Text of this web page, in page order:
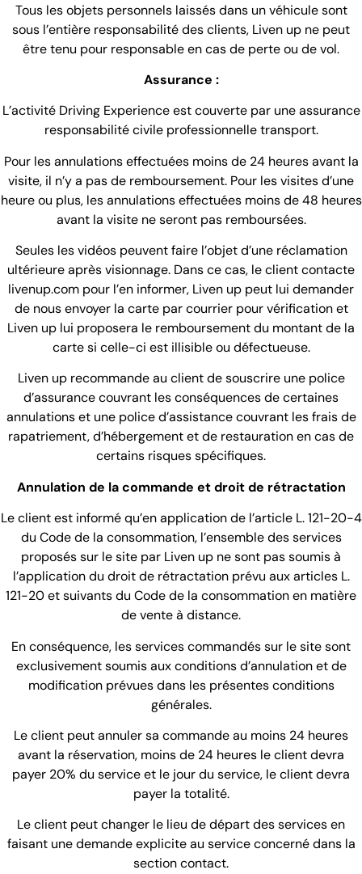
Tous les objets personnels laissés dans un véhicule sont
sous l’entière responsabilité des clients, Liven up ne peut
être tenu pour responsable en cas de perte ou de vol.
Assurance :
L’activité Driving Experience est couverte par une assurance
responsabilité civile professionnelle transport.
Pour les annulations effectuées moins de 24 heures avant la
visite, il n’y a pas de remboursement. Pour les visites d’une
heure ou plus, les annulations effectuées moins de 48 heures
avant la visite ne seront pas remboursées.
Seules les vidéos peuvent faire l’objet d’une réclamation
ultérieure après visionnage. Dans ce cas, le client contacte
livenup.com pour l’en informer, Liven up peut lui demander
de nous envoyer la carte par courrier pour vérification et
Liven up lui proposera le remboursement du montant de la
carte si celle-ci est illisible ou défectueuse.
Liven up recommande au client de souscrire une police
d’assurance couvrant les conséquences de certaines
annulations et une police d’assistance couvrant les frais de
rapatriement, d’hébergement et de restauration en cas de
certains risques spécifiques.
Annulation de la commande et droit de rétractation
Le client est informé qu’en application de l’article L. 121-20-4
du Code de la consommation, l’ensemble des services
proposés sur le site par Liven up ne sont pas soumis à
l’application du droit de rétractation prévu aux articles L.
121-20 et suivants du Code de la consommation en matière
de vente à distance.
En conséquence, les services commandés sur le site sont
exclusivement soumis aux conditions d’annulation et de
modification prévues dans les présentes conditions
générales.
Le client peut annuler sa commande au moins 24 heures
avant la réservation, moins de 24 heures le client devra
payer 20% du service et le jour du service, le client devra
payer la totalité.
Le client peut changer le lieu de départ des services en
faisant une demande explicite au service concerné dans la
section contact.